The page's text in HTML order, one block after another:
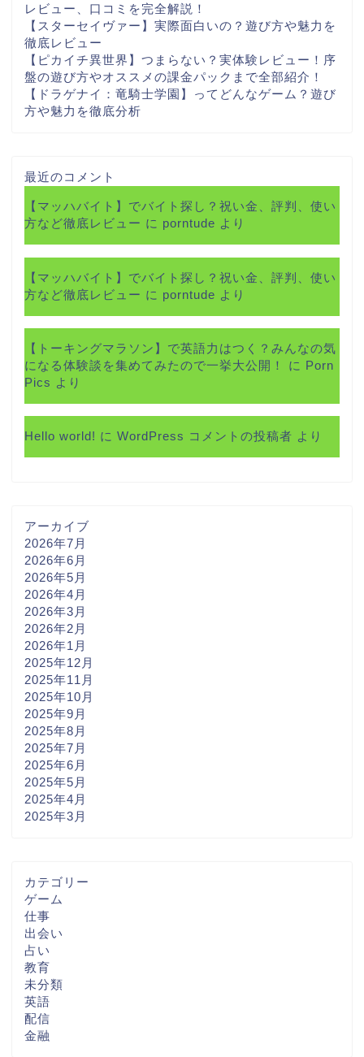
レビュー、口コミを完全解説！
【スターセイヴァー】実際面白いの？遊び方や魅力を
徹底レビュー
【ピカイチ異世界】つまらない？実体験レビュー！序
盤の遊び方やオススメの課金パックまで全部紹介！
【ドラゲナイ：竜騎士学園】ってどんなゲーム？遊び
方や魅力を徹底分析
最近のコメント
【マッハバイト】でバイト探し？祝い金、評判、使い
方など徹底レビュー に porntude より
【マッハバイト】でバイト探し？祝い金、評判、使い
方など徹底レビュー に porntude より
【トーキングマラソン】で英語力はつく？みんなの気
になる体験談を集めてみたので一挙大公開！
に Porn
Pics より
Hello world! に WordPress コメントの投稿者 より
アーカイブ
2026年7月
2026年6月
2026年5月
2026年4月
2026年3月
2026年2月
2026年1月
2025年12月
2025年11月
2025年10月
2025年9月
2025年8月
2025年7月
2025年6月
2025年5月
2025年4月
2025年3月
カテゴリー
ゲーム
仕事
出会い
占い
教育
未分類
英語
配信
金融